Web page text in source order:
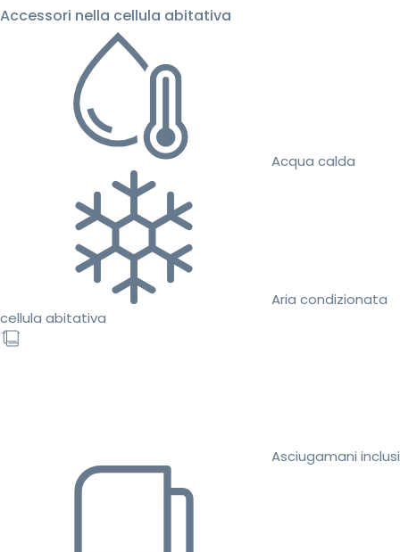
Accessori nella cellula abitativa
Acqua calda
Aria condizionata
cellula abitativa
Asciugamani inclusi